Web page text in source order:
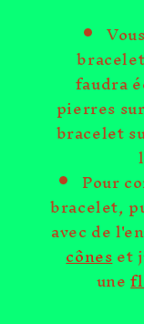
faudra
pierres
bracelet
Pour
bracelet,
avec de
côneset
une